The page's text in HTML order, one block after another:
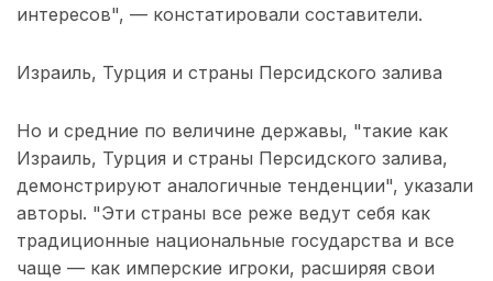
интересов", — констатировали составители.
Израиль, Турция и страны Персидского залива
Но и средние по величине державы, "такие как
Израиль, Турция и страны Персидского залива,
демонстрируют аналогичные тенденции", указали
авторы. "Эти страны все реже ведут себя как
традиционные национальные государства и все
чаще — как имперские игроки, расширяя свои